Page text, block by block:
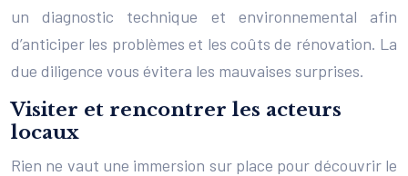
un diagnostic technique et environnemental afin
d’anticiper les problèmes et les coûts de rénovation. La
due diligence vous évitera les mauvaises surprises.
Visiter et rencontrer les acteurs
locaux
Rien ne vaut une immersion sur place pour découvrir le